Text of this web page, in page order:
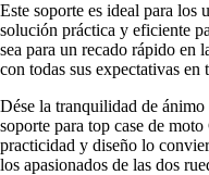
Este soporte es ideal para los
solución práctica y eficiente
sea para un recado rápido en
con todas sus expectativas
Dése la tranquilidad de ánimo
soporte para top case de
practicidad y diseño lo
los apasionados de las dos